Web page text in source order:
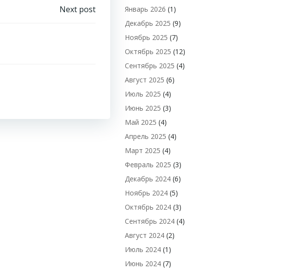
Next post
Январь 2026 (1)
Декабрь 2025 (9)
Ноябрь 2025 (7)
Октябрь 2025 (12)
Сентябрь 2025 (4)
Август 2025 (6)
Июль 2025 (4)
Июнь 2025 (3)
Май 2025 (4)
Апрель 2025 (4)
Март 2025 (4)
Февраль 2025 (3)
Декабрь 2024 (6)
Ноябрь 2024 (5)
Октябрь 2024 (3)
Сентябрь 2024 (4)
Август 2024 (2)
Июль 2024 (1)
Июнь 2024 (7)